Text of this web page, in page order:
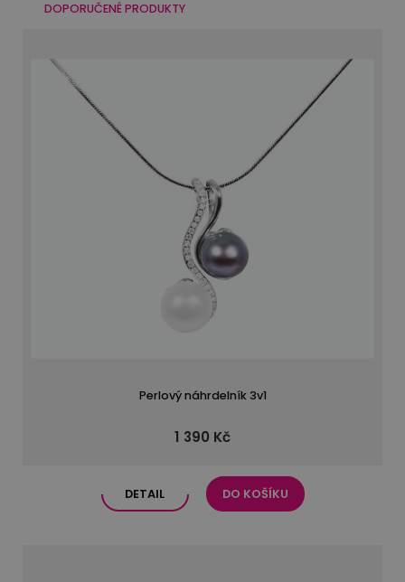
DOPORUČENÉ PRODUKTY
Perlový náhrdelník 3v1
1 390 Kč
DETAIL DO KOŠÍKU